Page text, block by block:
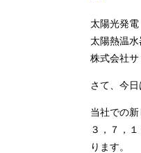
太陽光発
太陽熱温
株式会社サ
さて、今
当社での
３，７，
ります。